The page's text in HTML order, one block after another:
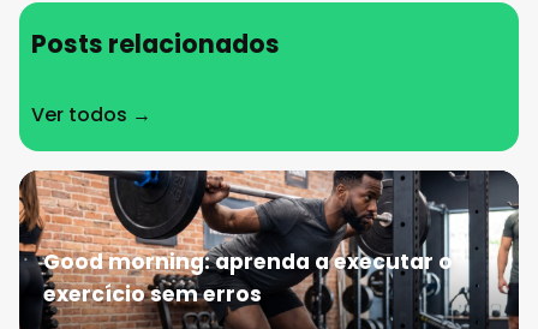
Posts relacionados
Ver todos →
Good morning: aprenda a executar o
exercício sem erros